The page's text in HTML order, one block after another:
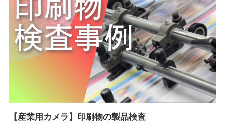
【産業用カメラ】印刷物の製品検査